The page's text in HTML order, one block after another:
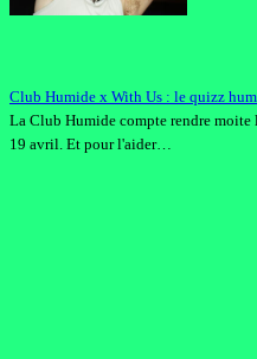
Club Humide x With Us : le quizz
La Club Humide compte rendre
19 avril. Et pour l'aider…